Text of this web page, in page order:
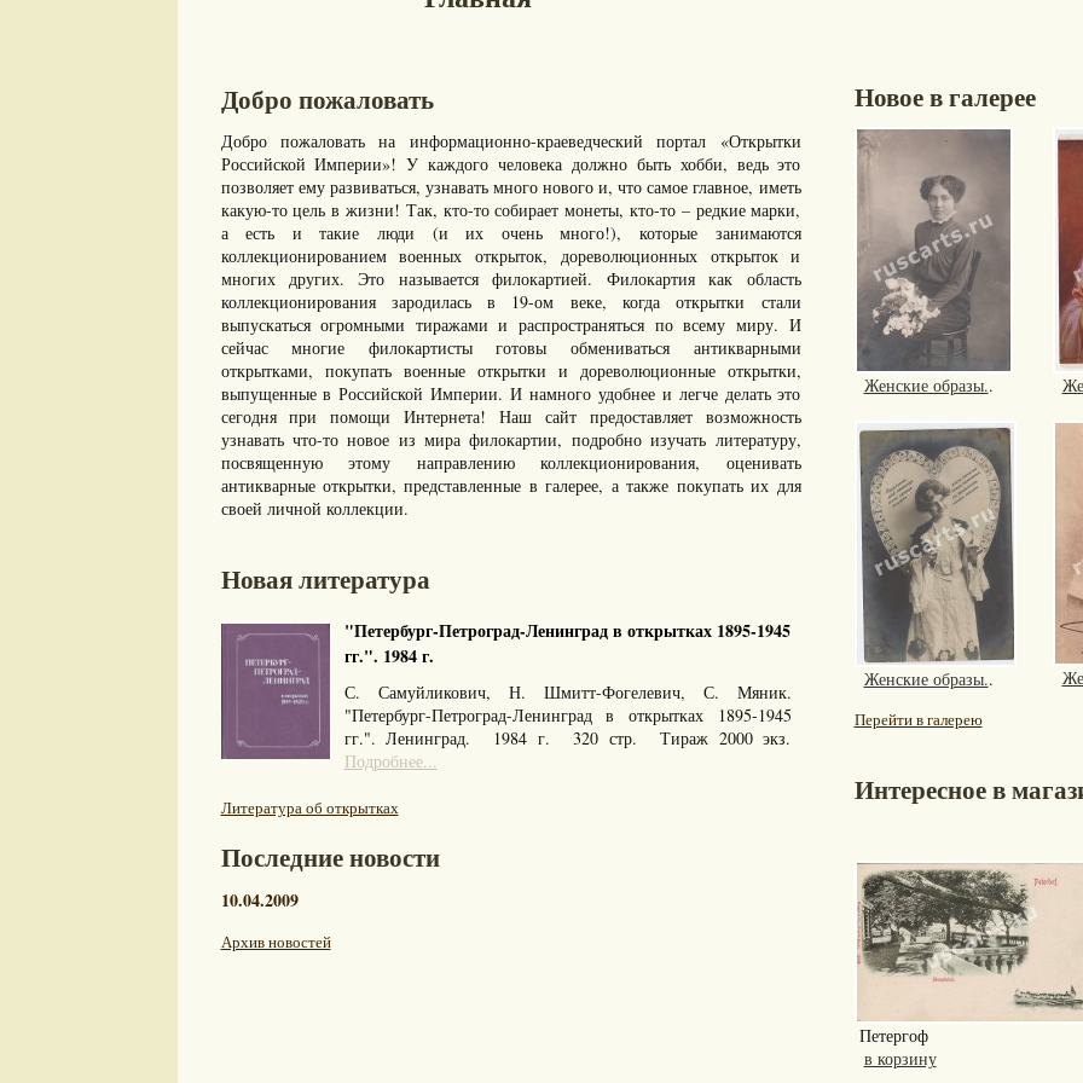
Добро пожаловать
Добро пожаловать на информационно-краеведческий портал «Открытки
Российской Империи»! У каждого человека должно быть хобби, ведь это
позволяет ему развиваться, узнавать много нового и, что самое главное, иметь
какую-то цель в жизни! Так, кто-то собирает монеты, кто-то – редкие марки,
а есть и такие люди (и их очень много!), которые занимаются
коллекционированием военных открыток, дореволюционных открыток и
многих других. Это называется филокартией. Филокартия как область
коллекционирования зародилась в 19-ом веке, когда открытки стали
выпускаться огромными тиражами и распространяться по всему миру. И
сейчас многие филокартисты готовы обмениваться антикварными
открытками, покупать военные открытки и дореволюционные открытки,
выпущенные в Российской Империи. И намного удобнее и легче делать это
сегодня при помощи Интернета! Наш сайт предоставляет возможность
узнавать что-то новое из мира филокартии, подробно изучать литературу,
посвященную этому направлению коллекционирования, оценивать
антикварные открытки, представленные в галерее, а также покупать их для
своей личной коллекции.
Новая литература
"Петербург-Петроград-Ленинград в открытках 1895-1945
гг.". 1984 г.
С. Самуйликович, Н. Шмитт-Фогелевич, С. Мяник.
"Петербург-Петроград-Ленинград в открытках 1895-1945
гг.". Ленинград. 1984 г. 320 стр. Тираж 2000 экз.
Подробнее...
Литература об открытках
Последние новости
10.04.2009
Архив новостей
Новое в галерее
Женские образы..
Женские образы..
Перейти в галерею
Интересное в
Петергоф
в корзину